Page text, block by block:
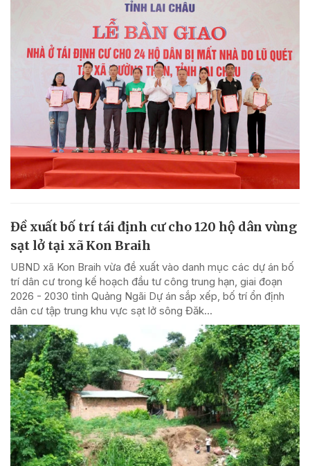
Đề xuất bố trí tái định cư cho 120 hộ dân vùng
sạt lở tại xã Kon Braih
UBND xã Kon Braih vừa đề xuất vào danh mục các dự án bố
trí dân cư trong kế hoạch đầu tư công trung hạn, giai đoạn
2026 - 2030 tỉnh Quảng Ngãi Dự án sắp xếp, bố trí ổn định
dân cư tập trung khu vực sạt lở sông Đăk...